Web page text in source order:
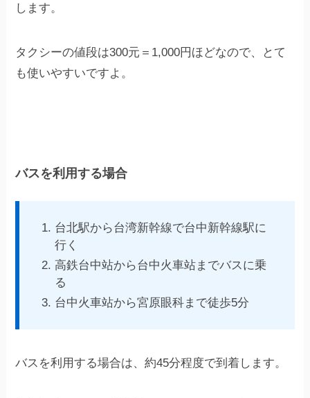
します。
タクシーの値段は300元＝1,000円ほどなので、とて
も使いやすいですよ。
バスを利用する場合
台北駅から台湾新幹線で台中新幹線駅に
行く
高鉄台中站から台中火車站までバスに乗
る
台中火車站から宮原眼科まで徒歩5分
バスを利用する場合は、約45分程度で到着します。